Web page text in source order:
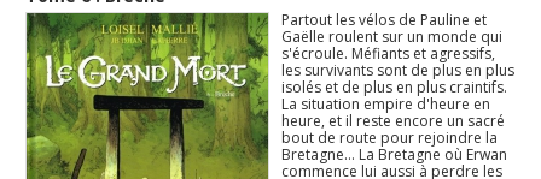
Partout les vélos de Pauline et
Gaëlle roulent sur un monde qui
s'écroule. Méfiants et agressifs,
les survivants sont de plus en plus
isolés et de plus en plus craintifs.
La situation empire d'heure en
heure, et il reste encore un sacré
bout de route pour rejoindre la
Bretagne... La Bretagne où Erwan
commence lui aussi à perdre les